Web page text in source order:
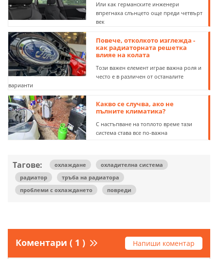
Или как германските инженери
впрегнаха слънцето още преди четвърт
век
Повече, отколкото изглежда -
как радиаторната решетка
влияе на колата
Този важен елемент играе важна роля и
често е в различен от останалите
варианти
Какво се случва, ако не
пълните климатика?
С настъпване на топлото време тази
система става все по-важна
Тагове: охлаждане
охладителна система
радиатор
тръба на радиатора
проблеми с охлаждането
повреди
Коментари ( 1 ) Напиши коментар